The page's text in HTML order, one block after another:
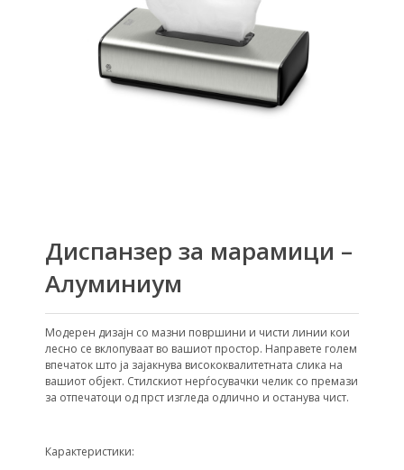
Диспанзер за марамици –
Алуминиум
Модерен дизајн со мазни површини и чисти линии кои
лесно се вклопуваат во вашиот простор. Направете голем
впечаток што ја зајакнува висококвалитетната слика на
вашиот објект. Стилскиот нерѓосувачки челик со премази
за отпечатоци од прст изгледа одлично и останува чист.
Карактеристики: